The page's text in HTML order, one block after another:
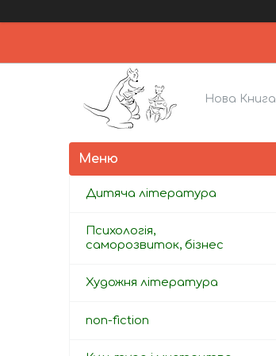
Нова Книга
Дитяча література
Психологія,
саморозвиток, бізнес
Художня література
non-fiction